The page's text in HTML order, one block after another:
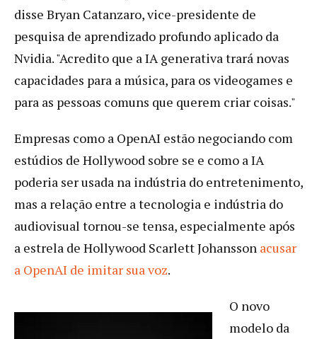
disse Bryan Catanzaro, vice-presidente de
pesquisa de aprendizado profundo aplicado da
Nvidia. "Acredito que a IA generativa trará novas
capacidades para a música, para os videogames e
para as pessoas comuns que querem criar coisas."
Empresas como a OpenAI estão negociando com
estúdios de Hollywood sobre se e como a IA
poderia ser usada na indústria do entretenimento,
mas a relação entre a tecnologia e indústria do
audiovisual tornou-se tensa, especialmente após
a estrela de Hollywood Scarlett Johansson acusar
a OpenAI de imitar sua voz.
O novo
modelo da